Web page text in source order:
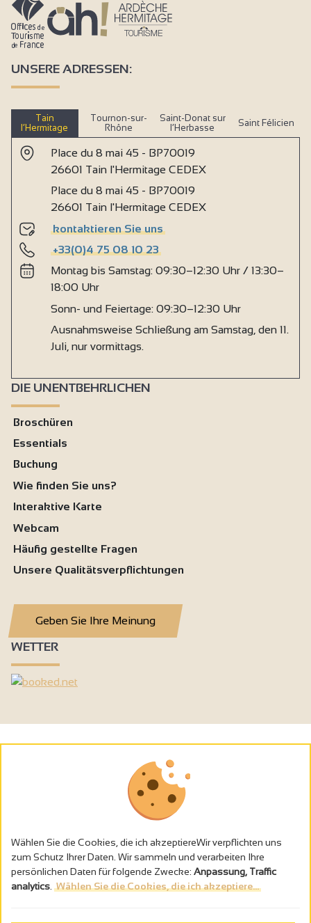
UNSERE ADRESSEN:
Tain
l’Hermitage
Tournon-sur-
Rhône
Saint-Donat sur
l’Herbasse
Saint Félicien
Place du 8 mai 45 - BP70019
26601 Tain l'Hermitage CEDEX
Place du 8 mai 45 - BP70019
26601 Tain l'Hermitage CEDEX
kontaktieren Sie uns
+33(0)4 75 08 10 23
Montag bis Samstag: 09:30–12:30 Uhr / 13:30–
18:00 Uhr
Sonn- und Feiertage: 09:30–12:30 Uhr
Ausnahmsweise Schließung am Samstag, den 11.
Juli, nur vormittags.
DIE UNENTBEHRLICHEN
Broschüren
Essentials
Buchung
Wie finden Sie uns?
Interaktive Karte
Webcam
Häufig gestellte Fragen
Unsere Qualitätsverpflichtungen
Geben Sie Ihre Meinung
WETTER
Alkoholmissbrauch ist gefährlich für die Gesundheit - trinken Sie in
Wählen Sie die Cookies, die ich akzeptiereWir verpflichten uns
zum Schutz Ihrer Daten. Wir sammeln und verarbeiten Ihre
persönlichen Daten für folgende Zwecke: Anpassung, Traffic
analytics Wählen Sie die Cookies, die ich akzeptiere...